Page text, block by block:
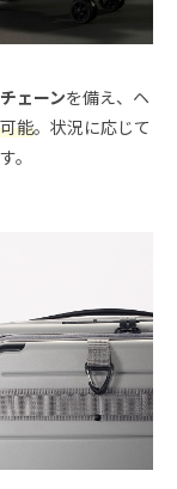
ェーンを備え、ヘ
能。状況に応じて
。